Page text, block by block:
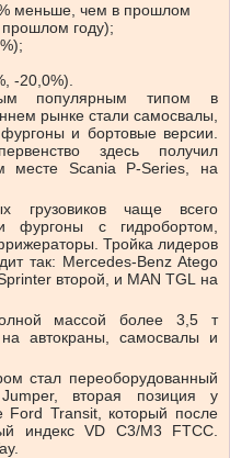
меньше, чем в прошлом
году);
-20,0%).
популярным типом в
рынке стали самосвалы,
и бортовые версии.
здесь получил
месте Scania P-Series, на
грузовиков чаще всего
фургоны с гидробортом,
Тройка лидеров
так: Mercedes-Benz Atego
второй, и MAN TGL на
массой более 3,5 т
автокраны, самосвалы и
стал переоборудованный
вторая позиция у
Ford Transit, который после
индекс VD C3/M3 FTCC.